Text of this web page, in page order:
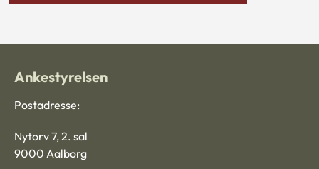
Ankestyrelsen
Postadresse:
Nytorv 7, 2. sal
9000 Aalborg